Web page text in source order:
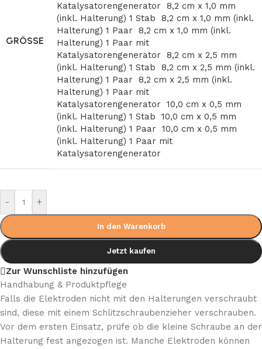
GRÖSSE
Katalysatorengenerator
8,2 cm x 1,0 mm
(inkl. Halterung) 1 Stab
8,2 cm x 1,0 mm (inkl.
Halterung) 1 Paar
8,2 cm x 1,0 mm (inkl.
Halterung) 1 Paar mit
Katalysatorengenerator
8,2 cm x 2,5 mm
(inkl. Halterung) 1 Stab
8,2 cm x 2,5 mm (inkl.
Halterung) 1 Paar
8,2 cm x 2,5 mm (inkl.
Halterung) 1 Paar mit
Katalysatorengenerator
10,0 cm x 0,5 mm
(inkl. Halterung) 1 Stab
10,0 cm x 0,5 mm
(inkl. Halterung) 1 Paar
10,0 cm x 0,5 mm
(inkl. Halterung) 1 Paar mit
Katalysatorengenerator
- +
In den Warenkorb
Jetzt kaufen
Zur Wunschliste hinzufügen
Handhabung & Produktpflege
Falls die Elektroden nicht mit den Halterungen verschraubt
sind, diese mit einem Schlitzschraubenzieher verschrauben.
Vor dem ersten Einsatz, prüfe ob die kleine Schraube an der
Halterung fest angezogen ist. Manche Elektroden können